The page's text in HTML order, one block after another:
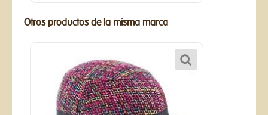
Otros productos de la misma marca